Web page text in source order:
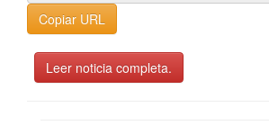
Copiar URL
Leer noticia completa.